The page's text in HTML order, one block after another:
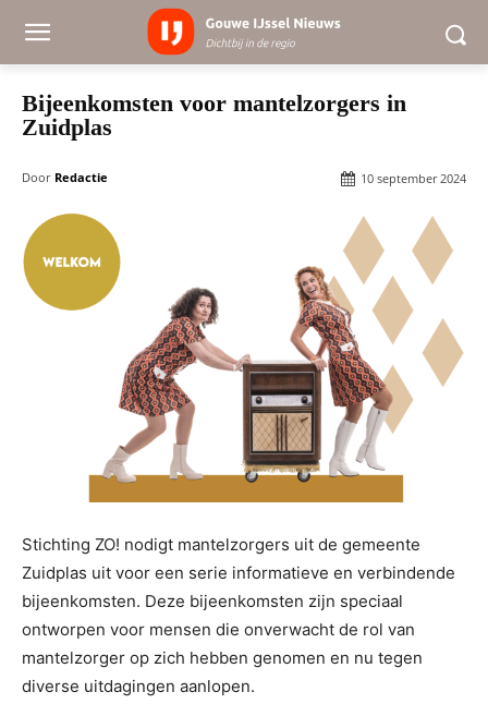
Bijeenkomsten voor mantelzorgers in
Zuidplas
Door Redactie 10 september 2024
Stichting ZO! nodigt mantelzorgers uit de gemeente
Zuidplas uit voor een serie informatieve en verbindende
bijeenkomsten. Deze bijeenkomsten zijn speciaal
ontworpen voor mensen die onverwacht de rol van
mantelzorger op zich hebben genomen en nu tegen
diverse uitdagingen aanlopen.